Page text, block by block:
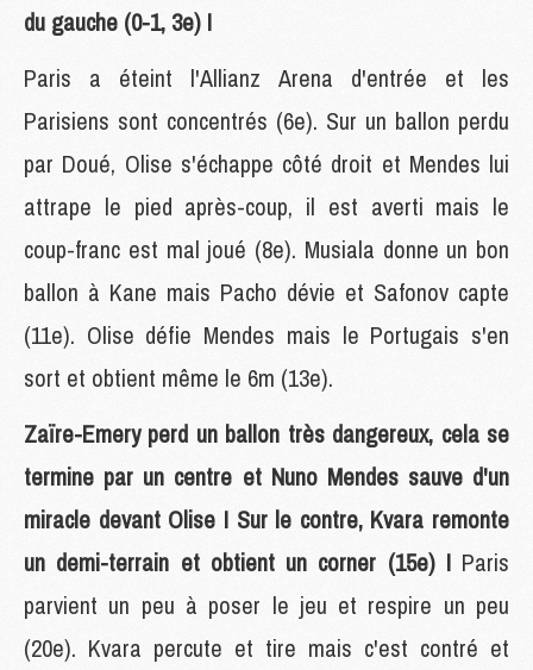
du gauche (0-1, 3e) !
Paris a éteint l'Allianz Arena d'entrée et les
Parisiens sont concentrés (6e). Sur un ballon perdu
par Doué, Olise s'échappe côté droit et Mendes lui
attrape le pied après-coup, il est averti mais le
coup-franc est mal joué (8e). Musiala donne un bon
ballon à Kane mais Pacho dévie et Safonov capte
(11e). Olise défie Mendes mais le Portugais s'en
sort et obtient même le 6m (13e).
Zaïre-Emery perd un ballon très dangereux, cela se
termine par un centre et Nuno Mendes sauve d'un
miracle devant Olise ! Sur le contre, Kvara remonte
un demi-terrain et obtient un corner (15e) ! Paris
parvient un peu à poser le jeu et respire un peu
(20e). Kvara percute et tire mais c'est contré et